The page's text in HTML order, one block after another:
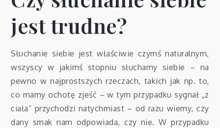
jest trudne?
Słuchanie siebie jest właściwie czymś naturalnym,
wszyscy w jakimś stopniu słuchamy siebie – na
pewno w najprostszych rzeczach, takich jak np. to,
co mamy ochotę zjeść – w tym przypadku sygnał „z
ciała” przychodzi natychmiast – od razu wiemy, czy
dany smak nam odpowiada, czy nie. W przypadku